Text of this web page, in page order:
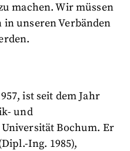
machen. Wir müssen
in unseren Verbänden
ist seit dem Jahr
und
Bochum. Er
Ing. 1985),